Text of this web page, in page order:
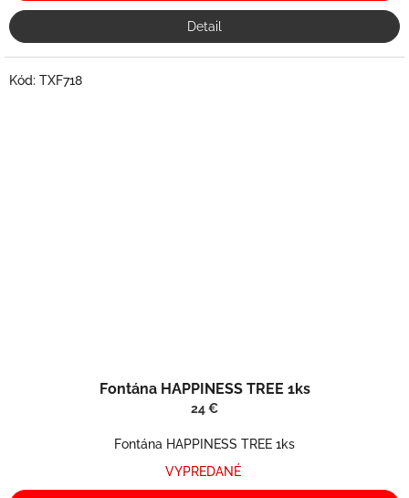
Detail
Fontána HAPPINESS TREE 1ks
24 €
Fontána HAPPINESS TREE 1ks
VYPREDANÉ
Kód: TXF718